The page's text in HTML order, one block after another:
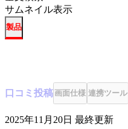
サムネイル表示
製品
口コミ 投稿画面仕様 連携ツール
2025年11月20日 最終更新